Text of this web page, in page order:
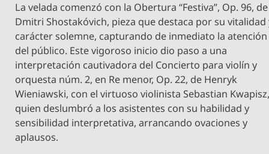
La velada comenzó con la Obertura “Festiva”, Op. 96, de
Dmitri Shostakóvich, pieza que destaca por su vitalidad
carácter solemne, capturando de inmediato la atención
del público. Este vigoroso inicio dio paso a una
interpretación cautivadora del Concierto para violín y
orquesta núm. 2, en Re menor, Op. 22, de Henryk
Wieniawski, con el virtuoso violinista Sebastian
quien deslumbró a los asistentes con su habilidad y
sensibilidad interpretativa, arrancando ovaciones y
aplausos.